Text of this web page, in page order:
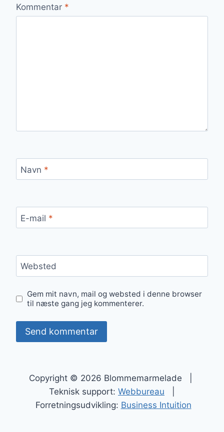
Kommentar *
Navn *
E-mail *
Websted
Gem mit navn, mail og websted i denne browser
til næste gang jeg kommenterer.
Copyright © 2026 Blommemarmelade |
Teknisk support: Webbureau
Forretningsudvikling: Business Intuition